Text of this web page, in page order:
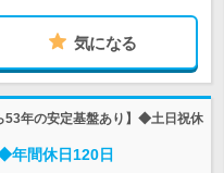
気になる
53年の安定基盤あり】◆土日祝休
年間休日120日